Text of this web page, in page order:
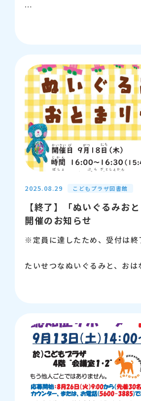
【申込】※申込期間は終了しま
【問い合わせ先】江東区立こ
【日時】 9月20日（土曜日）
【会場】 江東区こどもプラ
スペース2
【対象】 どなたでも 30名（
【申込】 9月7日（日曜日）9
ーム（新しいウィンドウが開き
します。
【出演】鶯亭☆太郎（うぐい
う）
館 電話：03-5600-3885
2025.08.29 こどもプラザ図書館
【終了】「ぬいぐるみおと
開催のお知らせ
※定員に達したため、受付は終
たいせつなぬいぐるみと、おは
【日時】 9月18日（木曜日
半（入場開始：15時45分）
【会場】 こどもプラザ図書